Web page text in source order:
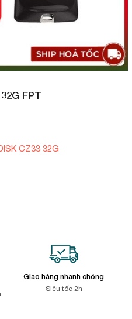
FPT
CZ33 32G
Giao hàng nhanh chóng
Siêu tốc 2h